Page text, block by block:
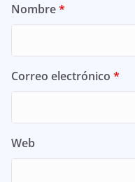
Nombre*
Correo electrónico *
Web